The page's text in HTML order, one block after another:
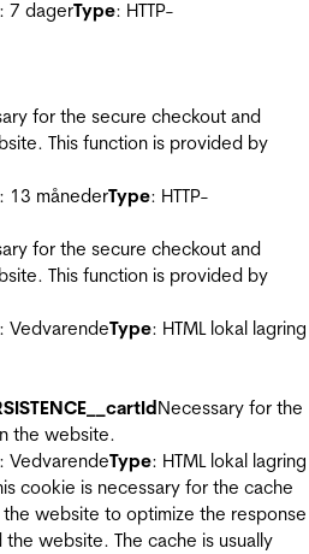
: 7 dagerType: HTTP-
for the secure checkout and
This function is provided by
: 13 månederType: HTTP-
for the secure checkout and
This function is provided by
: VedvarendeType: HTML lokal lagring
Necessary for the
the website.
: VedvarendeType: HTML lokal lagring
cookie is necessary for the cache
website to optimize the response
website. The cache is usually